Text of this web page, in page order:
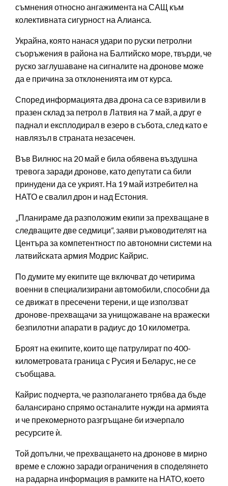
съмнения относно ангажимента на САЩ към
колективната сигурност на Алианса.
Украйна, която нанася удари по руски петролни
съоръжения в района на Балтийско море, твърди, че
руско заглушаване на сигналите на дронове може
да е причина за отклоненията им от курса.
Според информацията два дрона са се взривили в
празен склад за петрол в Латвия на 7 май, а друг е
паднал и експлодирал в езеро в събота, след като е
навлязъл в страната незасечен.
Във Вилнюс на 20 май е била обявена въздушна
тревога заради дронове, като депутати са били
принудени да се укрият. На 19 май изтребител на
НАТО е свалил дрон и над Естония.
„Планираме да разположим екипи за прехващане в
следващите две седмици“, заяви ръководителят на
Центъра за компетентност по автономни системи на
латвийската армия Модрис Кайрис.
По думите му екипите ще включват до четирима
военни в специализирани автомобили, способни да
се движат в пресечени терени, и ще използват
дронове-прехващачи за унищожаване на вражески
безпилотни апарати в радиус до 10 километра.
Броят на екипите, които ще патрулират по 400-
километровата граница с Русия и Беларус, не се
съобщава.
Кайрис подчерта, че разполагането трябва да бъде
балансирано спрямо останалите нужди на армията
и че прекомерното разгръщане би изчерпало
ресурсите ѝ.
Той допълни, че прехващането на дронове в мирно
време е сложно заради ограничения в споделянето
на радарна информация в рамките на НАТО, което